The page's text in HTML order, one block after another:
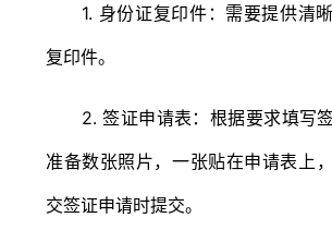
1. 身份证复印件：需要提供清
复印件。
2. 签证申请表：根据要求填写
准备数张照片，一张贴在申请表上
交签证申请时提交。